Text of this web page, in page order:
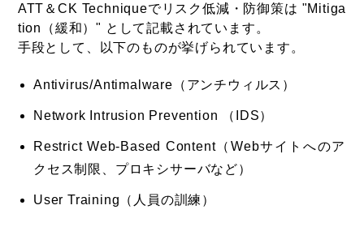
ATT＆CK Techniqueでリスク低減・防御策は "Mitiga
tion（緩和）" として記載されています。
手段として、以下のものが挙げられています。
Antivirus/Antimalware（アンチウィルス）
Network Intrusion Prevention （IDS）
Restrict Web-Based Content（Webサイトへのア
クセス制限、プロキシサーバなど）
User Training（人員の訓練）